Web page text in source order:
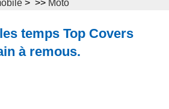
> >> Moto
temps Top Covers
à remous.